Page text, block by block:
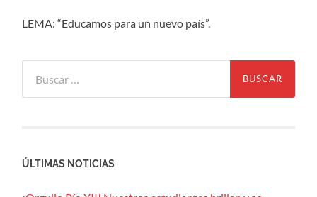
LEMA: “Educamos para un nuevo país”.
ÚLTIMAS NOTICIAS